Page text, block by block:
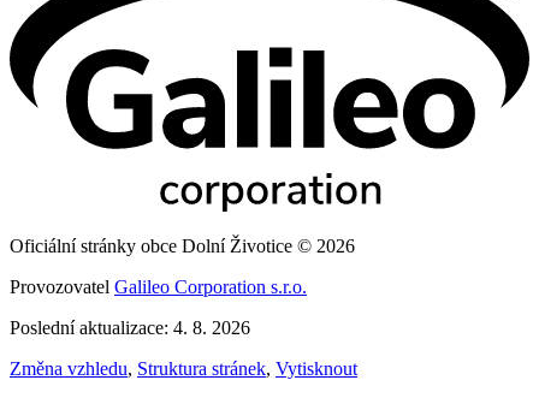
Oficiální stránky obce Dolní Životice © 2026
Provozovatel Galileo Corporation s.r.o.
Poslední aktualizace: 4. 8. 2026
Změna vzhledu, Struktura stránek, Vytisknout